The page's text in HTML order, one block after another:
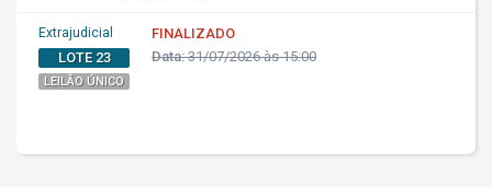
Extrajudicial
LOTE 23
LEILÃO ÚNICO
FINALIZADO
Data:31/07/2026 às 15:00